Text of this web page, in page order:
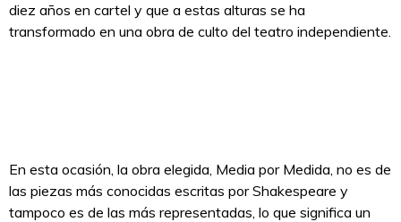
diez años en cartel y que a estas alturas se ha
transformado en una obra de culto del teatro independiente.
En esta ocasión, la obra elegida, Media por Medida, no es de
las piezas más conocidas escritas por Shakespeare y
tampoco es de las más representadas, lo que significa un